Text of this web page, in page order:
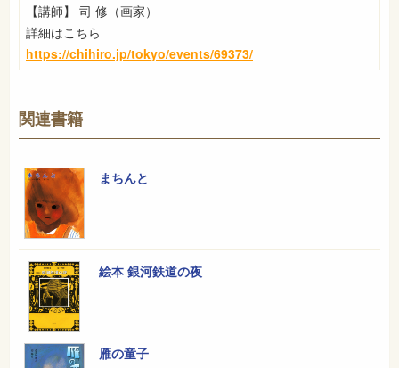
【講師】 司 修（画家）
詳細はこちら
https://chihiro.jp/tokyo/events/69373/
関連書籍
まちんと
絵本 銀河鉄道の夜
雁の童子